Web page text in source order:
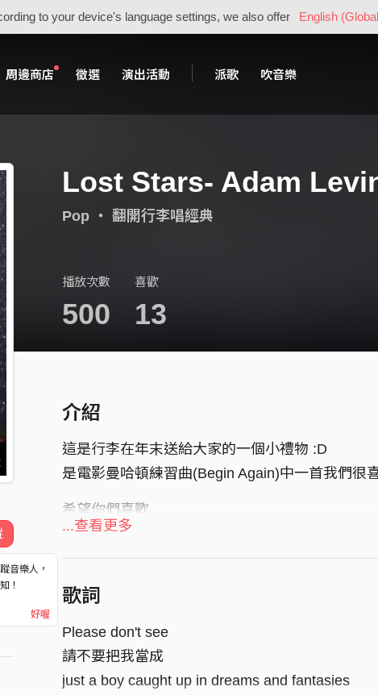
to your device's language settings, we also offer English
周邊商店 徵選 演出活動 派歌 吹音樂
Lost Stars- Adam
Pop・ 翻開行李唱經典
播放次數
500
喜歡
13
音樂人，
！
好喔
介紹
這是行李在年末送給大家的一個小禮物 :D
是電影曼哈頓練習曲(Begin Again)中一首我們很
希望你們喜歡
...查看更多
歌詞
Please don't see
請不要把我當成
just a boy caught up in dreams and fantasies